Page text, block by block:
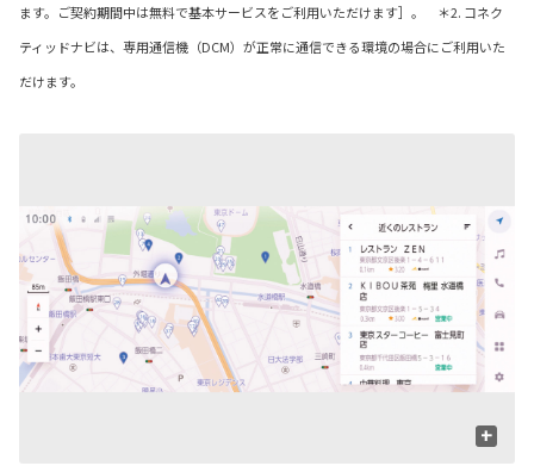
ます。ご契約期間中は無料で基本サービスをご利用いただけます］。 ＊2. コネク
ティッドナビは、専用通信機（DCM）が正常に通信できる環境の場合にご利用いた
だけます。
+